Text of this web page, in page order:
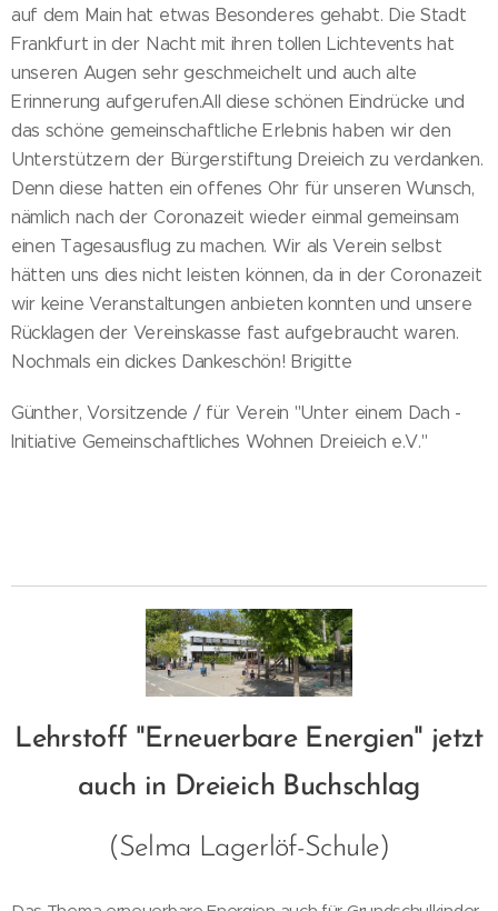
auf dem Main hat etwas Besonderes gehabt. Die Stadt
Frankfurt in der Nacht mit ihren tollen Lichtevents hat
unseren Augen sehr geschmeichelt und auch alte
Erinnerung aufgerufen.All diese schönen Eindrücke und
das schöne gemeinschaftliche Erlebnis haben wir den
Unterstützern der Bürgerstiftung Dreieich zu verdanken.
Denn diese hatten ein offenes Ohr für unseren Wunsch,
nämlich nach der Coronazeit wieder einmal gemeinsam
einen Tagesausflug zu machen. Wir als Verein selbst
hätten uns dies nicht leisten können, da in der Coronazeit
wir keine Veranstaltungen anbieten konnten und unsere
Rücklagen der Vereinskasse fast aufgebraucht waren.
Nochmals ein dickes Dankeschön! Brigitte
Günther, Vorsitzende / für Verein "Unter einem Dach -
Initiative Gemeinschaftliches Wohnen Dreieich e.V."
Lehrstoff "Erneuerbare Energien" jetzt
auch in Dreieich Buchschlag
(Selma Lagerlöf-Schule)